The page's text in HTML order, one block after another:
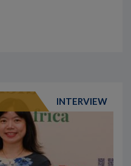
INTERVIEW